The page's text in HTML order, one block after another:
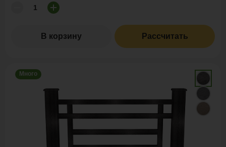
В корзину Рассчитать
Много